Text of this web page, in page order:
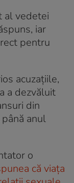
al vedetei
iar
pentru
acuzațiile,
a dezvăluit
din
anul
o
că viața